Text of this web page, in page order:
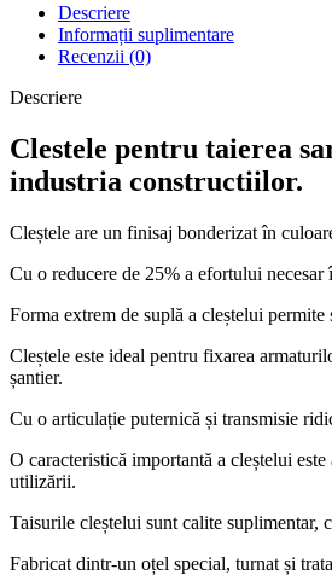
Descriere
Informații suplimentare
Recenzii (0)
Descriere
Clestele pentru taierea
industria constructiilor.
Cleștele are un finisaj bonderizat în
Cu o reducere de 25% a efortului
Forma extrem de suplă a cleștelui
Cleștele este ideal pentru fixarea
șantier.
Cu o articulație puternică și transmisie
O caracteristică importantă a cleștelui
utilizării.
Taisurile cleștelui sunt calite suplimentar,
Fabricat dintr-un oțel special, turnat și